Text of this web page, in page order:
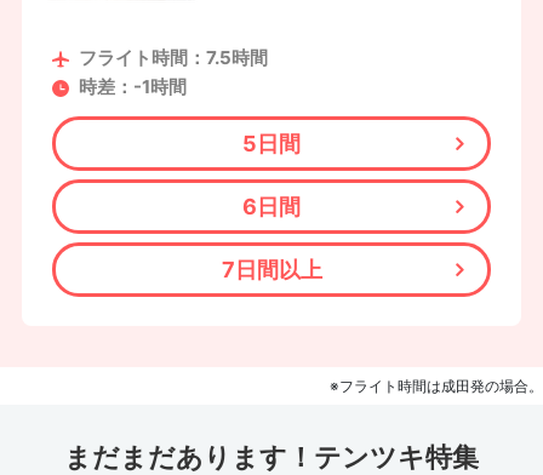
フライト時間：7.5時間
時差：-1時間
5日間
6日間
7日間以上
※フライト時間は成田発の場合。
まだまだあります！テンツキ特集